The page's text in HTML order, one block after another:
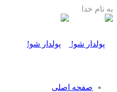
به نام خدا
صفحه اصلی